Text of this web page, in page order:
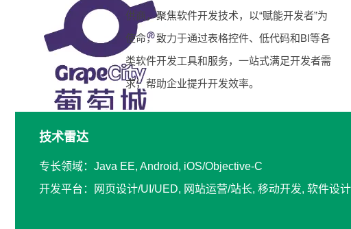
供商，聚焦软件开发技术，以“赋能开发者”为
使命，致力于通过表格控件、低代码和BI等各
类软件开发工具和服务，一站式满足开发者需
求，帮助企业提升开发效率。
技术雷达
专长领域：Java EE, Android, iOS/Objective-C
开发平台：网页设计/UI/UED, 网站运营/站长, 移动开发, 软件设